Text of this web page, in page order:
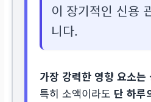
이 장기적인 신용
니다.
가장 강력한 영향 요소는
특히 소액이라도 단 하루